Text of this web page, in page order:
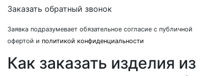
Заказать обратный звонок
Заявка подразумевает обязательное согласие с публичной
офертой и политикой конфиденциальности
Как заказать изделия из